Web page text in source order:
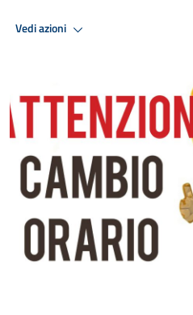
Vedi azioni